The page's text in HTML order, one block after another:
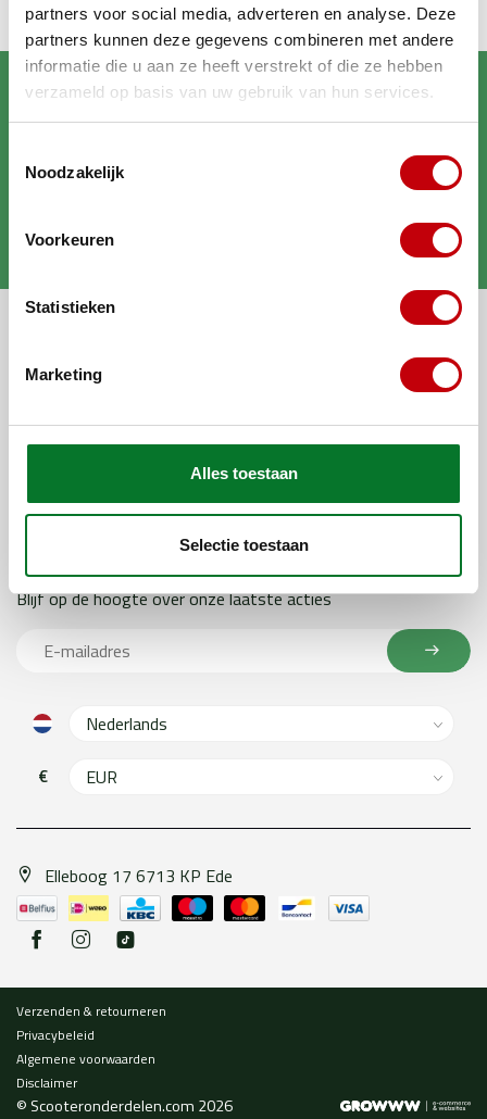
partners voor social media, adverteren en analyse. Deze
partners kunnen deze gegevens combineren met andere
informatie die u aan ze heeft verstrekt of die ze hebben
verzameld op basis van uw gebruik van hun services.
Noodzakelijk
Voorkeuren
Statistieken
Marketing
Alles toestaan
Selectie toestaan
topconditie
Mijn account
Algemene informatie
Populaire categorieën
Populaire merken
Abonneer je op onze nieuwsbrief
Blijf op de hoogte over onze laatste acties
€
Elleboog 17 6713 KP Ede
Verzenden & retourneren
Privacybeleid
Algemene voorwaarden
Disclaimer
© Scooteronderdelen.com 2026